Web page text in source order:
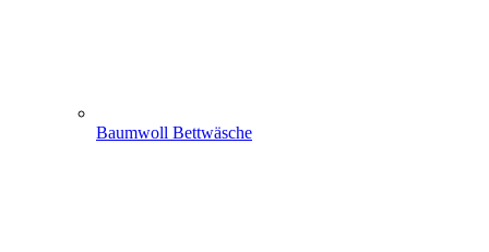
Baumwoll Bettwäsche